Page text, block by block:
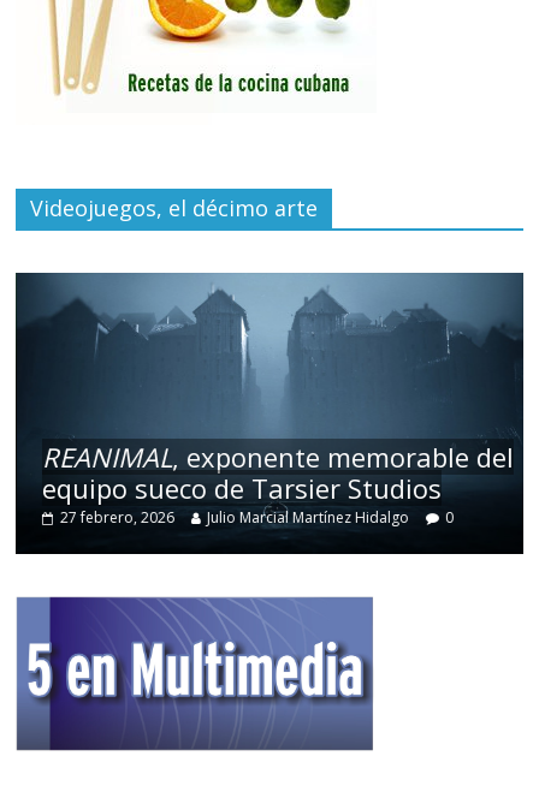
Videojuegos, el décimo arte
REANIMAL, exponente memorable del
equipo sueco de Tarsier Studios
27 febrero, 2026 Julio Marcial Martínez Hidalgo 0